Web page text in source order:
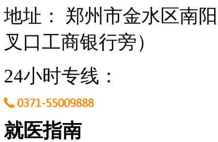
地址： 郑州市金水区南
叉口工商银行旁）
24小时专线：
就医指南